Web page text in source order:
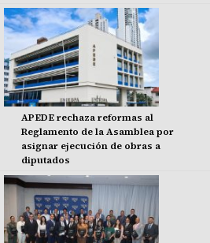
APEDE rechaza reformas al
Reglamento de la Asamblea por
asignar ejecución de obras a
diputados